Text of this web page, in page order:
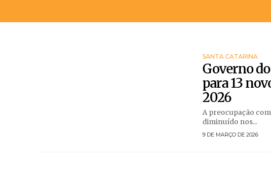
SANTA CATARINA
Governo
para 13
2026
A preocupação
diminuído nos...
9 DE MARÇO DE 2026